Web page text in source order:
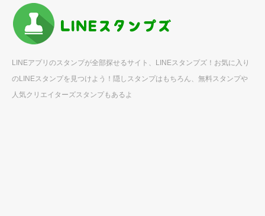
LINEアプリのスタンプが全部探せるサイト、LINEスタンプズ！お気に入り
のLINEスタンプを見つけよう！隠しスタンプはもちろん、無料スタンプや
人気クリエイターズスタンプもあるよ